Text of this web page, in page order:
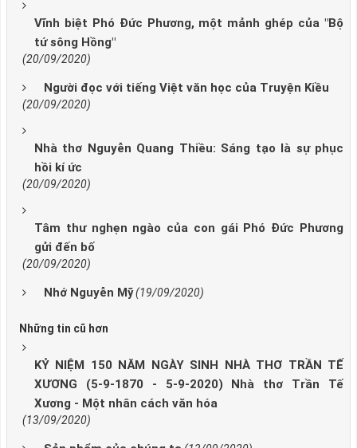
Vĩnh biệt Phó Đức Phương, một mảnh ghép của "Bộ
tứ sông Hồng"
(20/09/2020)
Người đọc với tiếng Việt văn học của Truyện Kiều
(20/09/2020)
Nhà thơ Nguyễn Quang Thiều: Sáng tạo là sự phục
hồi kí ức
(20/09/2020)
Tâm thư nghẹn ngào của con gái Phó Đức Phương
gửi đến bố
(20/09/2020)
Nhớ Nguyễn Mỹ(19/09/2020)
Những tin cũ hơn
KỶ NIỆM 150 NĂM NGÀY SINH NHÀ THƠ TRẦN TẾ
XƯƠNG (5-9-1870 - 5-9-2020) Nhà thơ Trần Tế
Xương - Một nhân cách văn hóa
(13/09/2020)